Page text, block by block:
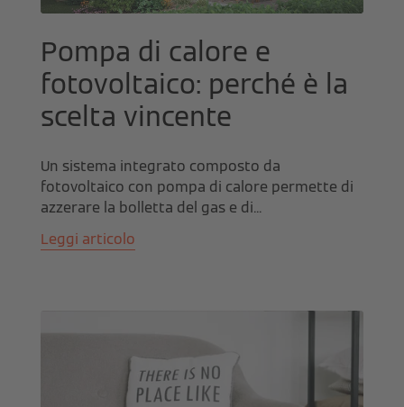
Pompa di calore e
fotovoltaico: perché è la
scelta vincente
Un sistema integrato composto da
fotovoltaico con pompa di calore permette di
azzerare la bolletta del gas e di...
Leggi articolo